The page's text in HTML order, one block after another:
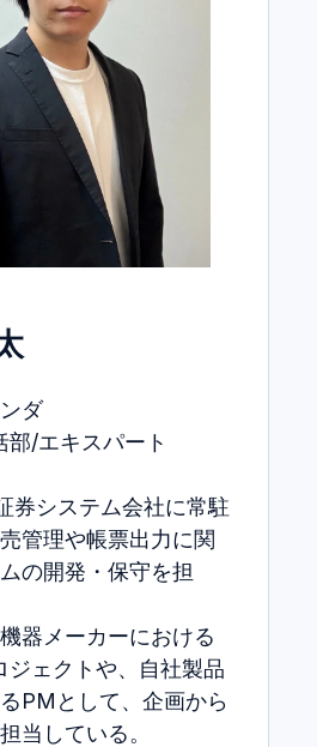
ダ
部/エキスパート
券システム会社に常駐
管理や帳票出力に関
の開発・保守を担
器メーカーにおける
ジェクトや、自社製品
PMとして、企画から
当している。